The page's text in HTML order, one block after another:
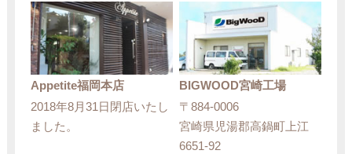
Appetite福岡本店
2018年8月31日閉店いたし
ました。
BIGWOOD宮崎工場
〒884-0006
宮崎県児湯郡高鍋町上江
6651-92